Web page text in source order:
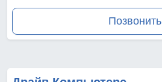
Позвонить